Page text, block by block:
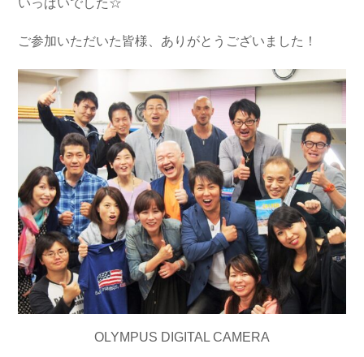
いっぱいでした☆
ご参加いただいた皆様、ありがとうございました！
OLYMPUS DIGITAL CAMERA